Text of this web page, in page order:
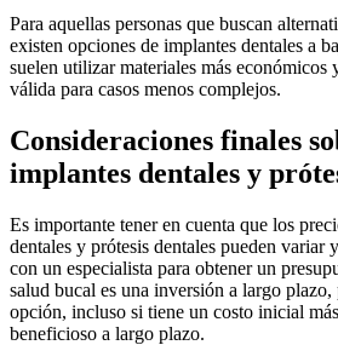
Para aquellas personas que buscan
existen opciones de implantes dentales a
suelen utilizar materiales más económicos
válida para casos menos complejos.
Consideraciones finales
implantes dentales y
Es importante tener en cuenta que los
dentales y prótesis dentales pueden variar
con un especialista para obtener un
salud bucal es una inversión a largo
opción, incluso si tiene un costo inicial
beneficioso a largo plazo.